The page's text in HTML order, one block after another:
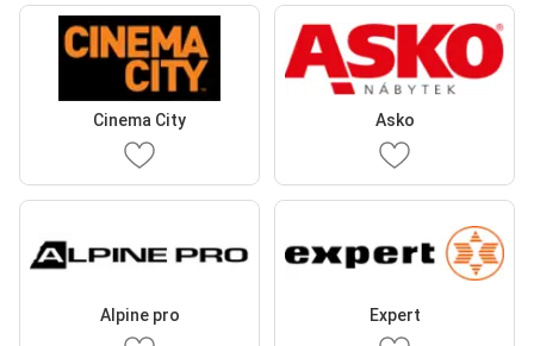
Cinema City Asko
Alpine pro Expert